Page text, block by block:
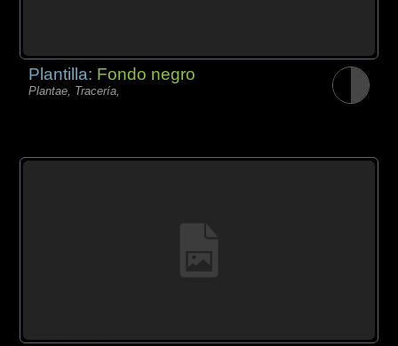
Plantilla: Fondo negro
Plantae, Tracería,